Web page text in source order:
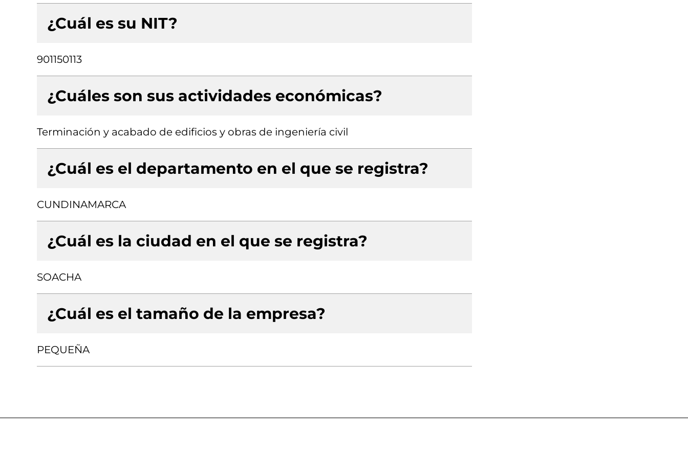
¿Cuál es su NIT?
901150113
¿Cuáles son sus actividades económicas?
Terminación y acabado de edificios y obras de ingeniería civil
¿Cuál es el departamento en el que se registra?
CUNDINAMARCA
¿Cuál es la ciudad en el que se registra?
SOACHA
¿Cuál es el tamaño de la empresa?
PEQUEÑA